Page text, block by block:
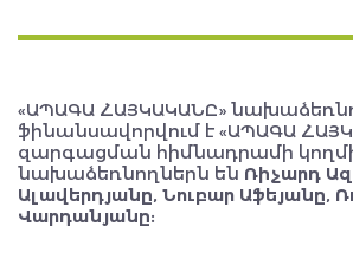
«ԱՊԱԳԱ ՀԱՅԿԱԿԱՆԸ»
ֆինանսավորվում է «ԱՊԱԳԱ
զարգացման հիմնադրամի
նախաձեռնողներն են Ռիչարդ
Ալավերդյանը, Նուբար Աֆեյանը,
Վարդանյանը: